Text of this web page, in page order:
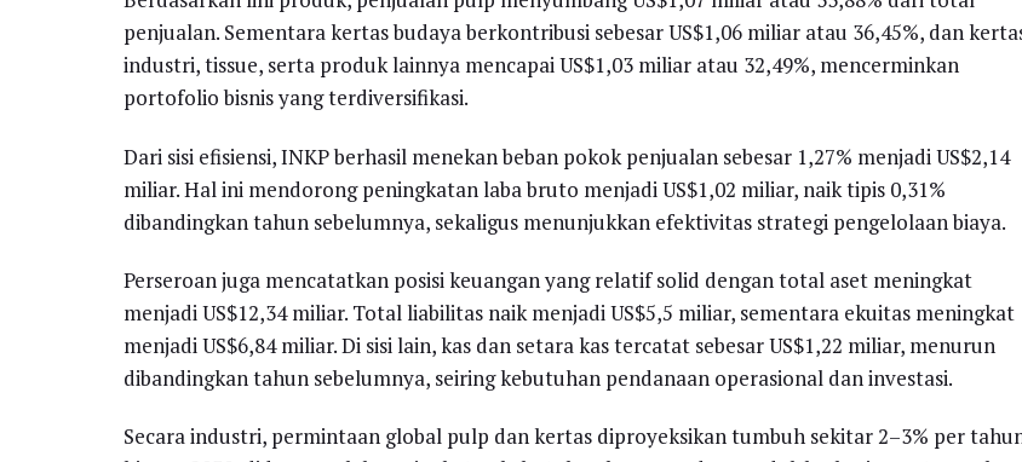
penjualan. Sementara kertas budaya berkontribusi sebesar US$1,06 miliar atau 36,45%, dan
industri, tissue, serta produk lainnya mencapai US$1,03 miliar atau 32,49%, mencerminkan
portofolio bisnis yang terdiversifikasi.
Dari sisi efisiensi, INKP berhasil menekan beban pokok penjualan sebesar 1,27% menjadi US$2,14
miliar. Hal ini mendorong peningkatan laba bruto menjadi US$1,02 miliar, naik tipis 0,31%
dibandingkan tahun sebelumnya, sekaligus menunjukkan efektivitas strategi pengelolaan biaya.
Perseroan juga mencatatkan posisi keuangan yang relatif solid dengan total aset meningkat
menjadi US$12,34 miliar. Total liabilitas naik menjadi US$5,5 miliar, sementara ekuitas meningkat
menjadi US$6,84 miliar. Di sisi lain, kas dan setara kas tercatat sebesar US$1,22 miliar, menurun
dibandingkan tahun sebelumnya, seiring kebutuhan pendanaan operasional dan investasi.
Secara industri, permintaan global pulp dan kertas diproyeksikan tumbuh sekitar 2–3% per